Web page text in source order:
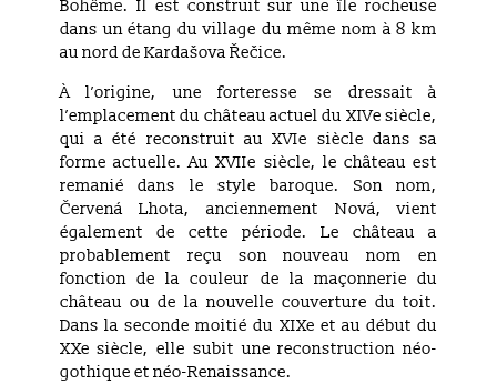
Bohême. Il est construit sur une île rocheuse
dans un étang du village du même nom à 8 km
au nord de Kardašova Řečice.
À l’origine, une forteresse se dressait à
l’emplacement du château actuel du XIVe siècle,
qui a été reconstruit au XVIe siècle dans sa
forme actuelle. Au XVIIe siècle, le château est
remanié dans le style baroque. Son nom,
Červená Lhota, anciennement Nová, vient
également de cette période. Le château a
probablement reçu son nouveau nom en
fonction de la couleur de la maçonnerie du
château ou de la nouvelle couverture du toit.
Dans la seconde moitié du XIXe et au début du
XXe siècle, elle subit une reconstruction néo-
gothique et néo-Renaissance.